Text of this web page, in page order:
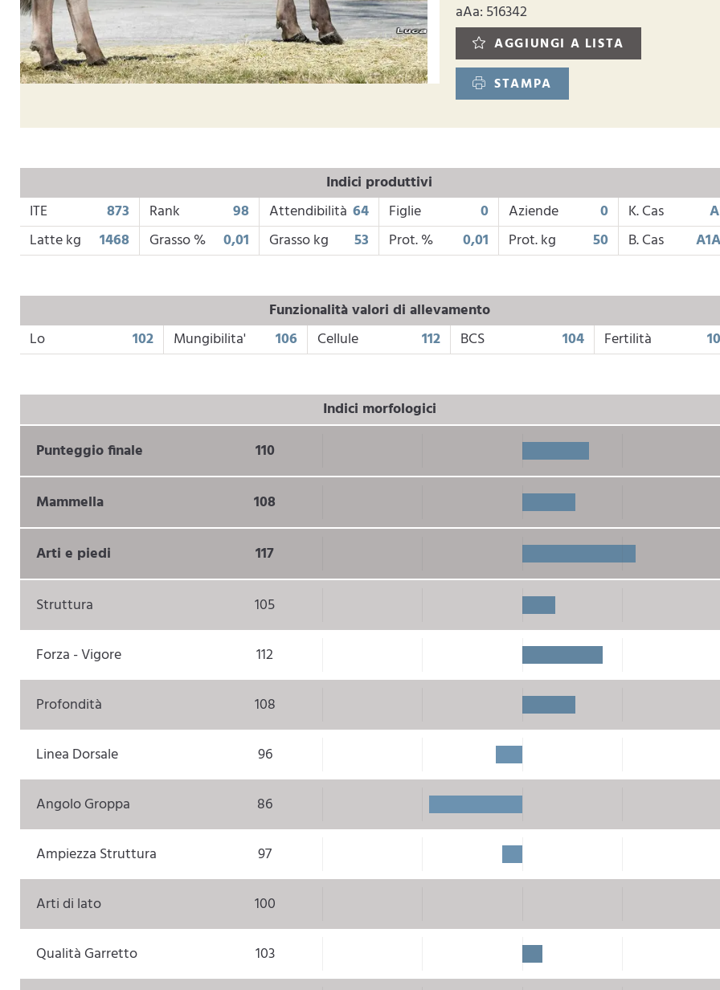
aAa: 516342
AGGIUNGI A LISTA
STAMPA
Indici produttivi
ITE
873 Rank 98 Attendibilità 64 Figlie 0 Aziende 0 K. Cas
Latte kg
1468 Grasso % 0,01 Grasso kg 53 Prot. % 0,01 Prot. kg 50 B. Cas
Funzionalità valori di allevamento
Lo
102 Mungibilita' 106 Cellule 112 BCS 104 Fertilità
Indici morfologici
Punteggio finale
110
Mammella 108
Arti e piedi 117
Struttura 105
Forza - Vigore 112
Profondità 108
Linea Dorsale 96
Angolo Groppa 86
Ampiezza Struttura 97
Arti di lato 100
Qualità Garretto 103